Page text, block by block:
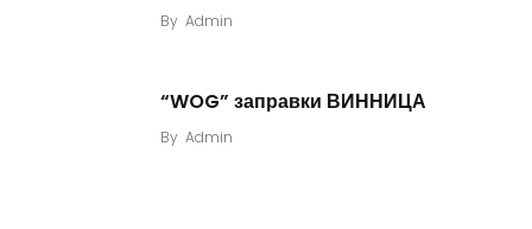
By Admin
“WOG” заправки ВИННИЦА
By Admin